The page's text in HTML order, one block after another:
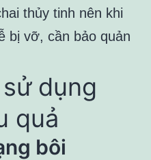
thủy tinh nên khi
bị vỡ, cần bảo quản
dụng
quả
bôi